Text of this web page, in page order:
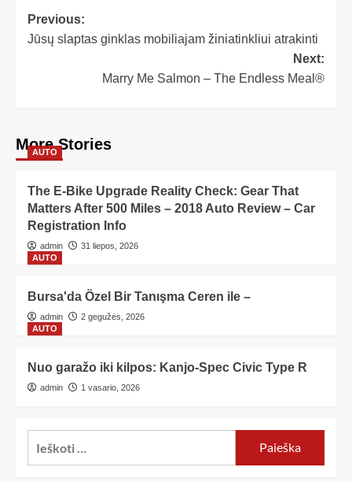
Previous:
Jūsų slaptas ginklas mobiliajam žiniatinkliui atrakinti
Next:
Marry Me Salmon – The Endless Meal®
More Stories
AUTO
The E-Bike Upgrade Reality Check: Gear That
Matters After 500 Miles – 2018 Auto Review – Car
Registration Info
admin
31 liepos, 2026
AUTO
Bursa'da Özel Bir Tanışma Ceren ile –
admin
2 gegužės, 2026
AUTO
Nuo garažo iki kilpos: Kanjo-Spec Civic Type R
admin 1 vasario, 2026